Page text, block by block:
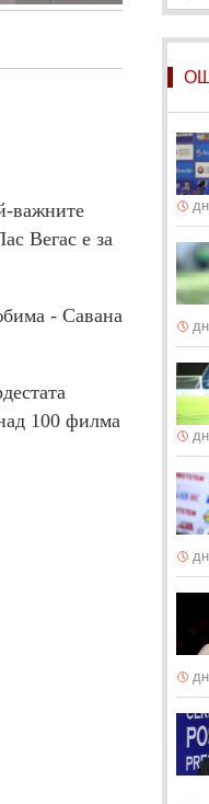
важните
Вегас е за
- Савана
100 филма